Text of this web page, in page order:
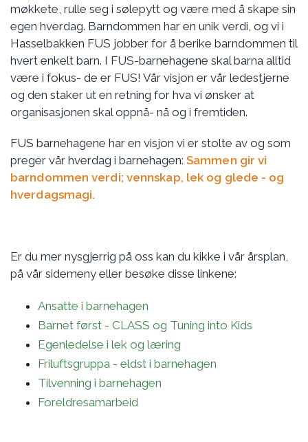
møkkete, rulle seg i sølepytt og være med å skape sin
egen hverdag. Barndommen har en unik verdi, og vi i
Hasselbakken FUS jobber for å berike barndommen til
hvert enkelt barn. I FUS-barnehagene skal barna alltid
være i fokus- de er FUS! Vår visjon er vår ledestjerne
og den staker ut en retning for hva vi ønsker at
organisasjonen skal oppnå- nå og i fremtiden.
FUS barnehagene har en visjon vi er stolte av og som
preger vår hverdag i barnehagen: Sammen gir vi
barndommen verdi; vennskap, lek og glede - og
hverdagsmagi.
Er du mer nysgjerrig på oss kan du kikke i vår årsplan,
på vår sidemeny eller besøke disse linkene:
Ansatte i barnehagen
Barnet først - CLASS og Tuning into Kids
Egenledelse i lek og læring
Friluftsgruppa - eldst i barnehagen
Tilvenning i barnehagen
Foreldresamarbeid